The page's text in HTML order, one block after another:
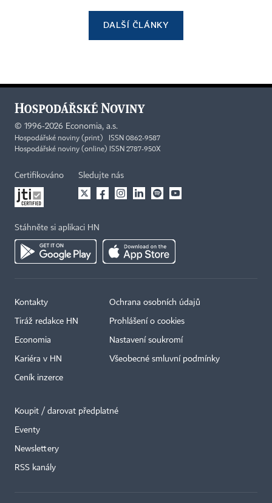
DALŠÍ ČLÁNKY
© 1996-2026 Economia, a.s.
Hospodářské noviny (print) ISSN 0862-9587
Hospodářské noviny (online) ISSN 2787-950X
Certifikováno Sledujte nás
Stáhněte si aplikaci HN
Kontakty
Tiráž redakce HN
Economia
Kariéra v HN
Ceník inzerce
Ochrana osobních údajů
Prohlášení o cookies
Nastavení soukromí
Všeobecné smluvní podmínky
Koupit / darovat předplatné
Eventy
Newslettery
RSS kanály